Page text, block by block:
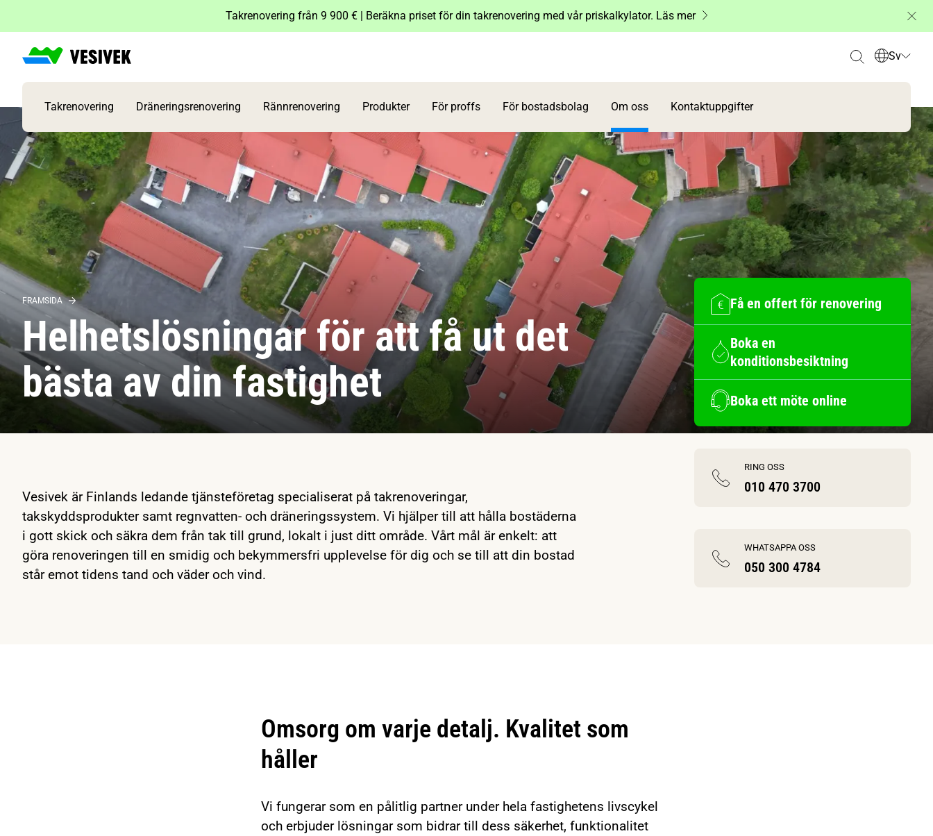
innehåll
Takrenovering från 9 900 € | Beräkna priset för din takrenovering med vår priskalkylator. Läs mer
Sv
Takrenovering Dräneringsrenovering Rännrenovering Produkter För proffs För bostadsbolag Om oss Kontaktuppgifter
FRAMSIDA
Helhetslösningar för att få ut det
bästa av din fastighet
Få en offert för renovering
Boka en
konditionsbesiktning
Boka ett möte online
RING OSS
010 470 3700
WHATSAPPA OSS
050 300 4784
Vesivek är Finlands ledande tjänsteföretag specialiserat på takrenoveringar,
takskyddsprodukter samt regnvatten- och dräneringssystem. Vi hjälper till att hålla bostäderna
i gott skick och säkra dem från tak till grund, lokalt i just ditt område. Vårt mål är enkelt: att
göra renoveringen till en smidig och bekymmersfri upplevelse för dig och se till att din bostad
står emot tidens tand och väder och vind.
Omsorg om varje detalj. Kvalitet som
håller
Vi fungerar som en pålitlig partner under hela fastighetens livscykel
och erbjuder lösningar som bidrar till dess säkerhet, funktionalitet